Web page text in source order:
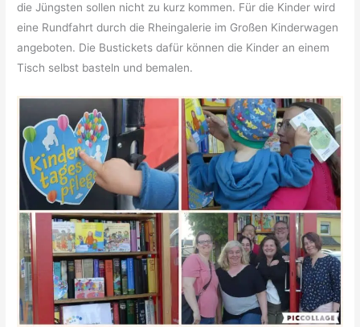
die Jüngsten sollen nicht zu kurz kommen. Für die Kinder wird
eine Rundfahrt durch die Rheingalerie im Großen Kinderwagen
angeboten. Die Bustickets dafür können die Kinder an einem
Tisch selbst basteln und bemalen.